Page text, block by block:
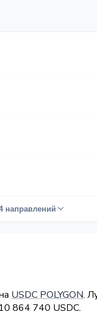
направлений
USDC POLYGON.
864 740 USDC.